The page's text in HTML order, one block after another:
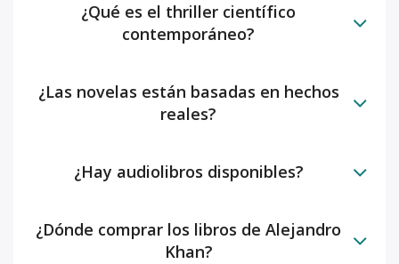
¿Qué es el thriller científico
contemporáneo?
¿Las novelas están basadas en hechos
reales?
¿Hay audiolibros disponibles?
¿Dónde comprar los libros de Alejandro
Khan?